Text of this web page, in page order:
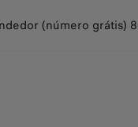
(número grátis)